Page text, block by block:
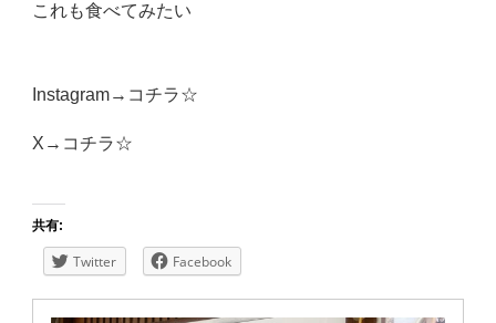
これも食べてみたい
Instagram→ コチラ☆
X→ コチラ☆
共有:
Twitter Facebook